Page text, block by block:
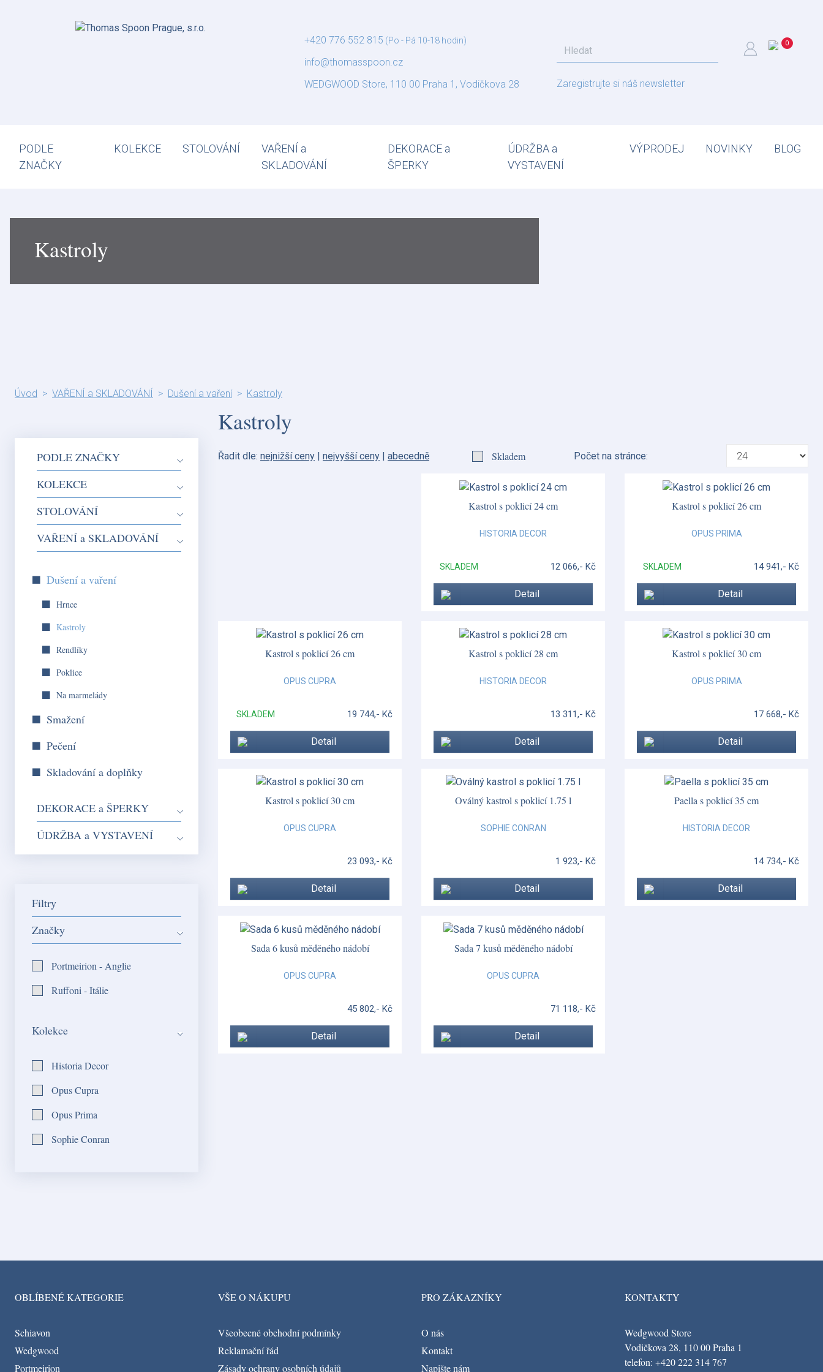
+420 776 552 815 (Po - Pá 10-18 hodin)
info@thomasspoon.cz
WEDGWOOD Store, 110 00 Praha 1, Vodičkova 28
Zaregistrujte si náš newsletter
PODLE
ZNAČKY
KOLEKCE STOLOVÁNÍ
VAŘENÍ a
SKLADOVÁNÍ
DEKORACE a
ŠPERKY
ÚDRŽBA a
VYSTAVENÍ
VÝPRODEJ NOVINKY BLOG
Kastroly
Úvod VAŘENÍ a SKLADOVÁNÍ Dušení a vaření Kastroly
Kastroly
Řadit dle: nejnižší ceny | nejvyšší ceny | abecedně Skladem Počet na stránce:
Kastrol s poklicí 24 cm
HISTORIA DECOR
SKLADEM 12 066,- Kč
Detail
Kastrol s poklicí 26 cm
OPUS PRIMA
SKLADEM 14 941,- Kč
Detail
Kastrol s poklicí 26 cm
OPUS CUPRA
SKLADEM 19 744,- Kč
Detail
Kastrol s poklicí 28 cm
HISTORIA DECOR
13 311,- Kč
Detail
Kastrol s poklicí 30 cm
OPUS PRIMA
17 668,- Kč
Detail
Kastrol s poklicí 30 cm
OPUS CUPRA
23 093,- Kč
Detail
Oválný kastrol s poklicí 1.75 l
SOPHIE CONRAN
1 923,- Kč
Detail
Paella s poklicí 35 cm
HISTORIA DECOR
14 734,- Kč
Detail
Sada 6 kusů měděného nádobí
OPUS CUPRA
45 802,- Kč
Detail
Sada 7 kusů měděného nádobí
OPUS CUPRA
71 118,- Kč
Detail
PODLE ZNAČKY
KOLEKCE
STOLOVÁNÍ
VAŘENÍ a SKLADOVÁNÍ
Dušení a vaření
Hrnce
Kastroly
Rendlíky
Poklice
Na marmelády
Smažení
Pečení
Skladování a doplňky
DEKORACE a ŠPERKY
ÚDRŽBA a VYSTAVENÍ
Filtry
Značky
Portmeirion - Anglie
Ruffoni - Itálie
Kolekce
Historia Decor
Opus Cupra
Opus Prima
Sophie Conran
OBLÍBENÉ KATEGORIE
Schiavon
Wedgwood
Portmeirion
VŠE O NÁKUPU
Všeobecné obchodní podmínky
Reklamační řád
Zásady ochrany osobních údajů
PRO ZÁKAZNÍKY
O nás
Kontakt
Napište nám
KONTAKTY
Wedgwood Store
Vodičkova 28, 110 00 Praha 1
telefon: +420 222 314 767